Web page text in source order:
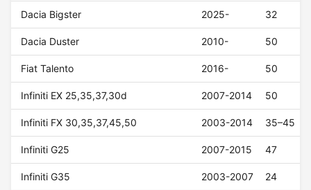
Dacia Bigster 2025- 32
Dacia Duster 2010- 50
Fiat Talento 2016- 50
Infiniti EX 25,35,37,30d 2007-2014 50
Infiniti FX 30,35,37,45,50 2003-2014 35–45
Infiniti G25 2007-2015 47
Infiniti G35 2003-2007 24